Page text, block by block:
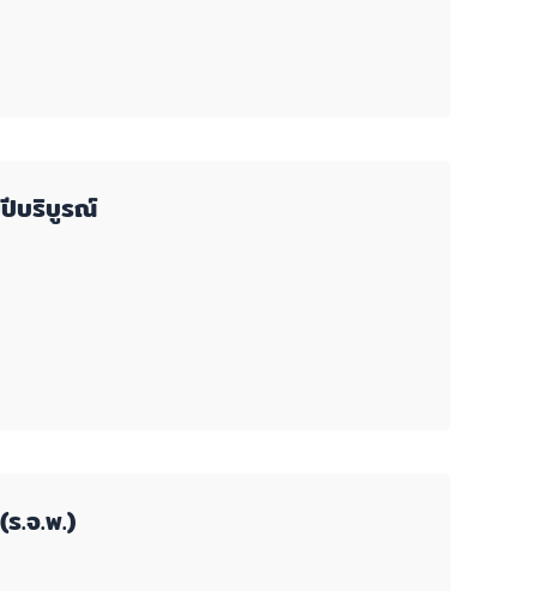
ปีบริบูรณ์
.จ.พ.)